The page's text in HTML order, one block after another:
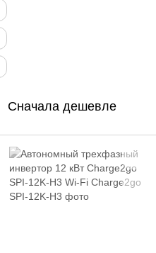
Сначала дешевле